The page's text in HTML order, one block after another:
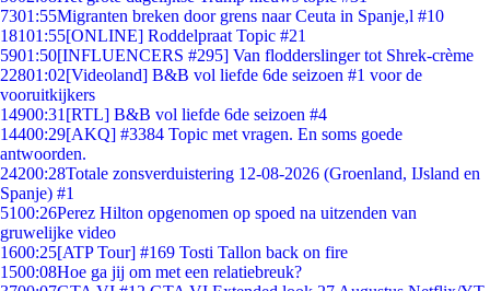
7301:55Migranten breken door grens naar Ceuta in Spanje,l #10
18101:55[ONLINE] Roddelpraat Topic #21
5901:50[INFLUENCERS #295] Van flodderslinger tot Shrek-crème
22801:02[Videoland] B&B vol liefde 6de seizoen #1 voor de
vooruitkijkers
14900:31 [RTL] B&B vol liefde 6de seizoen #4
14400:29[AKQ] #3384 Topic met vragen. En soms goede
antwoorden.
24200:28Totale zonsverduistering 12-08-2026 (Groenland, IJsland en
Spanje) #1
5100:26Perez Hilton opgenomen op spoed na uitzenden van
gruwelijke video
1600:25[ATP Tour] #169 Tosti Tallon back on fire
1500:08Hoe ga jij om met een relatiebreuk?